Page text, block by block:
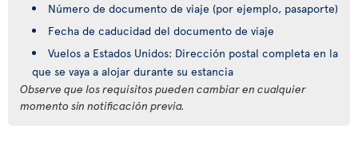
Número de documento de viaje (por ejemplo, pasaporte)
Fecha de caducidad del documento de viaje
Vuelos a Estados Unidos: Dirección postal completa en la
que se vaya a alojar durante su estancia
Observe que los requisitos pueden cambiar en cualquier
momento sin notificación previa.